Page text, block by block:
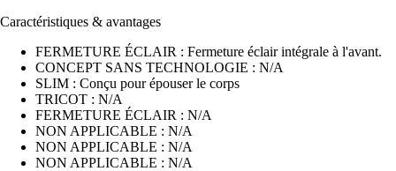
Caractéristiques & avantages
FERMETURE ÉCLAIR : Fermeture éclair intégrale à l'avant.
CONCEPT SANS TECHNOLOGIE : N/A
SLIM : Conçu pour épouser le corps
TRICOT : N/A
FERMETURE ÉCLAIR : N/A
NON APPLICABLE : N/A
NON APPLICABLE : N/A
NON APPLICABLE : N/A